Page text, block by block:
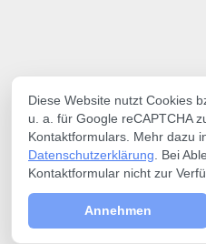
Diese Website nutzt Cookies
u. a. für Google reCAPTCHA
Kontaktformulars. Mehr dazu
Datenschutzerklärung . Bei
Kontaktformular nicht zur
Annehmen